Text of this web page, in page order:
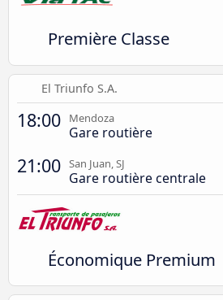
Première Classe
El Triunfo S.A.
18:00 Mendoza
Gare routière
21:00 San Juan, SJ
Gare routière centrale
Économique Premium